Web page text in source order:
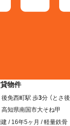
物件
後免西町駅 歩3分 （とさ後
高知県南国市大そね甲
/ 16年5ヶ月 / 軽量鉄骨